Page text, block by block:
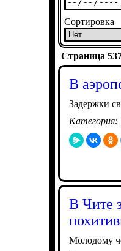
Сортировка
Страница
В
Задержки
Категория:
В Чите
Молодому